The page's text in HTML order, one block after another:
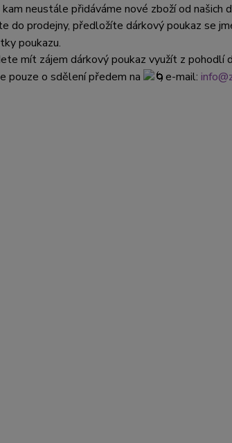
neustále přidáváme nové zboží od našich
do prodejny, předložíte dárkový poukaz se
poukazu.
mít zájem dárkový poukaz využít z pohodlí
pouze o sdělení předem na
e-mail: